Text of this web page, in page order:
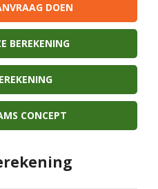
DOEN
BEREKENING
CONCEPT